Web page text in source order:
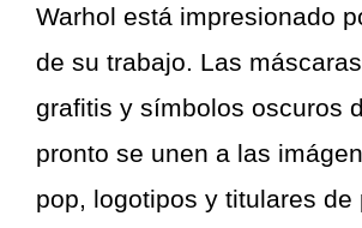
Warhol está impresionado
de su trabajo. Las
grafitis y símbolos oscuros
pronto se unen a las
pop, logotipos y titulares de